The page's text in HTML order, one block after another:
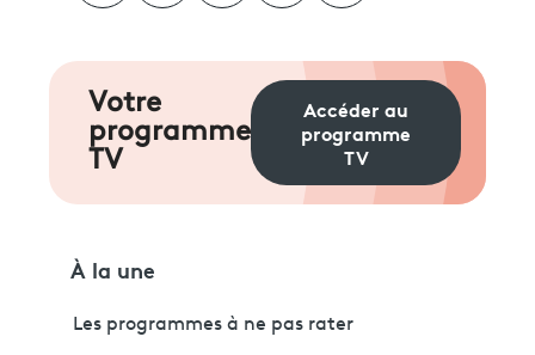
Votre
programme
TV
Accéder au
programme
TV
À la une
Les programmes à ne pas rater